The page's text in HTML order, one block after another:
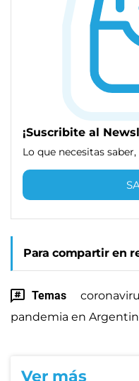
¡Suscribite al
Lo que necesitas
Para compartir en
Temas
pandemia en
Ver más